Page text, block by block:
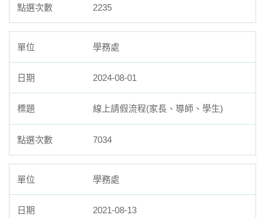
2235
學務處
2024-08-01
線上請假流程(家長、導師、學生)
7034
學務處
2021-08-13